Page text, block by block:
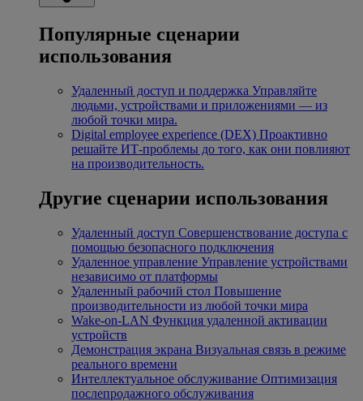
Популярные сценарии
использования
Удаленный доступ и поддержка Управляйте
людьми, устройствами и приложениями — из
любой точки мира.
Digital employee experience (DEX) Проактивно
решайте ИТ-проблемы до того, как они повлияют
на производительность.
Другие сценарии использования
Удаленный доступ Совершенствование доступа с
помощью безопасного подключения
Удаленное управление Управление устройствами
независимо от платформы
Удаленный рабочий стол Повышение
производительности из любой точки мира
Wake-on-LAN Функция удаленной активации
устройств
Демонстрация экрана Визуальная связь в режиме
реального времени
Интеллектуальное обслуживание Оптимизация
послепродажного обслуживания